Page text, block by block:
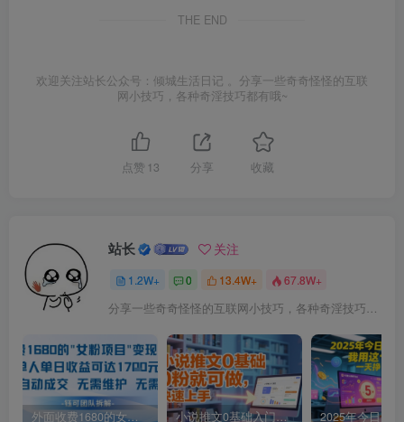
THE END
欢迎关注站长公众号：倾城生活日记 。分享一些奇奇怪怪的互联
网小技巧，各种奇淫技巧都有哦~
点赞 13 分享 收藏
站长 关注
1.2W+ 0 13.4W+ 67.8W+
分享一些奇奇怪怪的互联网小技巧，各种奇淫技巧都在本站。
外面收费1680的女粉项目变现，单人单日收益可达1.7k，全自动成交无需维护 小说推文0基础入门教程，0粉就可做，快速上手